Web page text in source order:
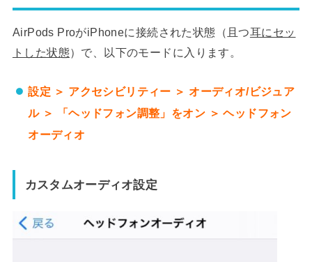
AirPods ProがiPhoneに接続された状態（且つ耳にセッ
トした状態）で、以下のモードに入ります。
設定 ＞ アクセシビリティー ＞ オーディオ/ビジュア
ル ＞ 「ヘッドフォン調整」をオン ＞ ヘッドフォン
オーディオ
カスタムオーディオ設定